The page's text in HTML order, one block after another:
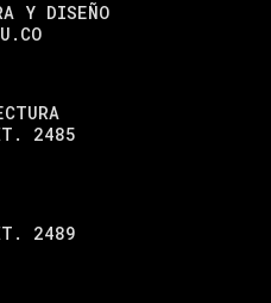
Y DISEÑO
2485
2489